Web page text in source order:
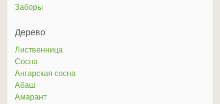
Заборы
Дерево
Лиственница
Сосна
Ангарская сосна
Абаш
Амарант